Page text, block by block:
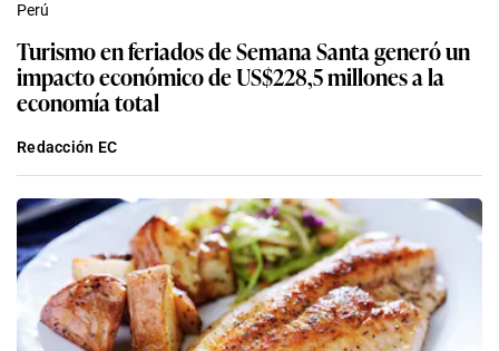
Perú
Turismo en feriados de Semana Santa generó un
impacto económico de US$228,5 millones a la
economía total
Redacción EC